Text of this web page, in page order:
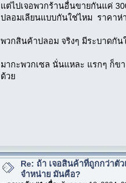
แต่ไปเจอพวกร้านอื่นขายกันแค่
ปลอมเลียนแบบกันใช่ไหม ราคาห่
พวกสินค้าปลอม จริงๆ มีระบาดกั
มากะพวกเซล นั่นแหละ แรกๆ ก็ข
ด้วย
Re: ถ้า เจอสินค้าที่ถูกกว่าตั
จำหน่าย มันคือ?